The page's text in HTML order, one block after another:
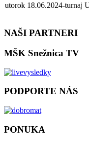
utorok 18.06.2024-turnaj
NAŠI PARTNERI
MŠK Snežnica TV
PODPORTE NÁS
PONUKA